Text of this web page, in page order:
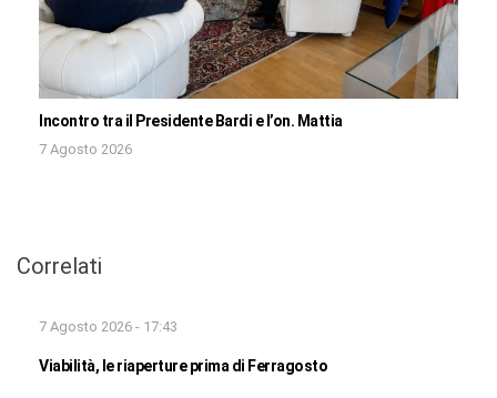
Incontro tra il Presidente Bardi e l’on. Mattia
7 Agosto 2026
Correlati
7 Agosto 2026 - 17:43
Viabilità, le riaperture prima di Ferragosto